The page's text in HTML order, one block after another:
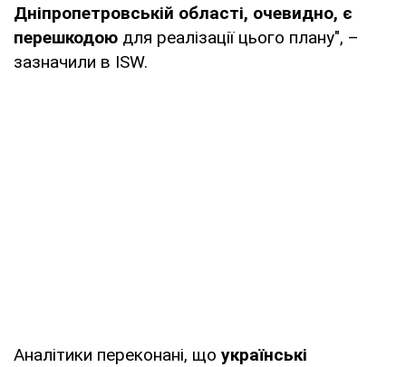
Дніпропетровській області, очевидно, є
перешкодою для реалізації цього плану", –
зазначили в ISW.
Аналітики переконані, що українські